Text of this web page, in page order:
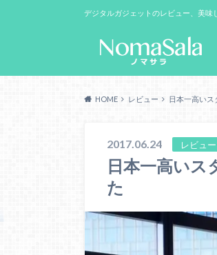
デジタルガジェットのレビュー、美味
HOME レビュー 日本一高いス
2017.06.24 レビュー
日本一高いス
た